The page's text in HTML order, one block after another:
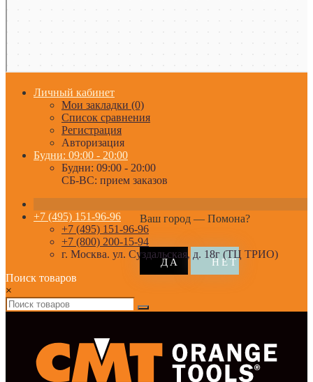
Личный кабинет
Мои закладки (0)
Список сравнения
Регистрация
Авторизация
Будни: 09:00 - 20:00
Будни: 09:00 - 20:00
СБ-ВС: прием заказов
Ваш город — Помона?
+7 (495) 151-96-96
+7 (495) 151-96-96
+7 (800) 200-15-94
г. Москва. ул. Суздальская, д. 18г (ТЦ ТРИО)
Поиск товаров
×